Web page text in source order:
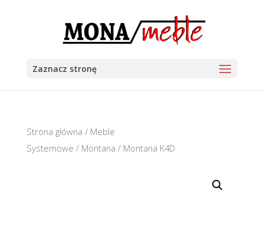
Zaznacz stronę
Strona główna / Meble
Systemowe / Montana / Montana K4D